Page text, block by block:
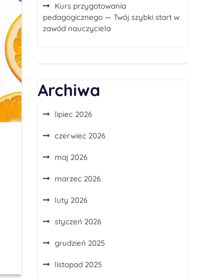
Kurs przygotowania
pedagogicznego — Twój szybki start w
zawód nauczyciela
Archiwa
lipiec 2026
czerwiec 2026
maj 2026
marzec 2026
luty 2026
styczeń 2026
grudzień 2025
listopad 2025